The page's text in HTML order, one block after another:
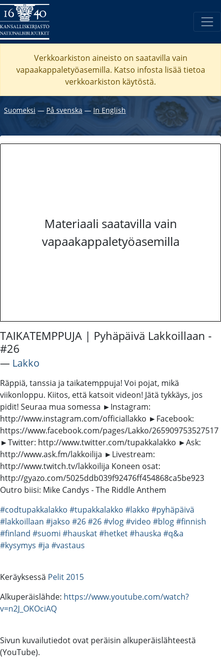
Verkkoarkiston aineisto on saatavilla vain
vapaakappaletyöasemilla. Katso infosta lisää tietoa
verkkoarkiston käytöstä.
Suomeksi ― På svenska ― In English
Materiaali saatavilla vain
vapaakappaletyöasemilla
TAIKATEMPPUJA | Pyhäpäivä Lakkoillaan -
#26
― Lakko
Räppiä, tanssia ja taikatemppuja! Voi pojat, mikä
viikonloppu. Kiitos, että katsoit videon! Jätä tykkäys, jos
pidit! Seuraa mua somessa ►Instagram:
http://www.instagram.com/officiallakko ►Facebook:
https://www.facebook.com/pages/Lakko/265909753527517
►Twitter: http://www.twitter.com/tupakkalakko ►Ask:
http://www.ask.fm/lakkoilija ►Livestream:
http://www.twitch.tv/lakkoilija Koneen osat:
http://gyazo.com/5025ddb039f92476ff454868ca5be923
Outro biisi: Mike Candys - The Riddle Anthem
#codtupakkalakko #tupakkalakko #lakko #pyhäpäivä
#lakkoillaan #jakso #26#26#vlog#video #blog#finnish
#finland #suomi #hauskat#hetket#hauska #q&a
#kysymys #ja #vastaus
Keräyksessä Pelit 2015
Alkuperäislähde: https://www.youtube.com/watch?
v=n2J_OKOciAQ
Sivun kuvailutiedot ovat peräisin alkuperäislähteestä
(YouTube).